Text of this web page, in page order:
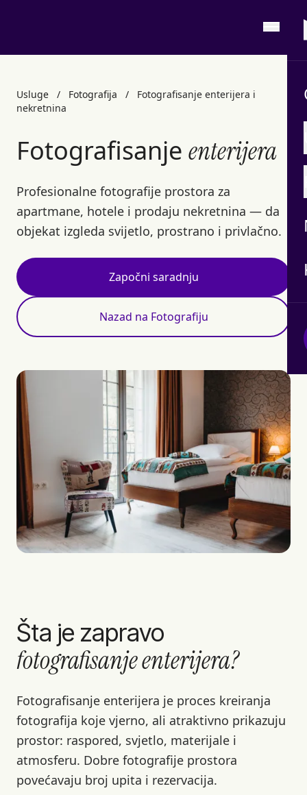
Usluge / Fotografija /
Fotografisanje enterijera i
nekretnina
Fotografisanje enterijera
Profesionalne fotografije prostora za
apartmane, hotele i prodaju nekretnina — da
objekat izgleda svijetlo, prostrano i privlačno.
Započni saradnju
Nazad na Fotografiju
Šta je zapravo
fotografisanje enterijera?
Fotografisanje enterijera je proces kreiranja
fotografija koje vjerno, ali atraktivno prikazuju
prostor: raspored, svjetlo, materijale i
atmosferu. Dobre fotografije prostora
povećavaju broj upita i rezervacija.